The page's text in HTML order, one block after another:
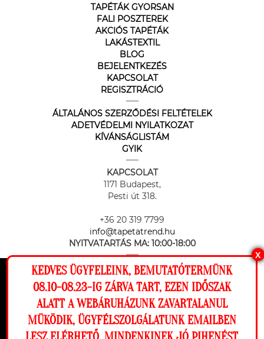
Ez a weboldal cookie-kat használ, hogy a
lehető legjobb élményt nyújtsa honlapunkon.
Beállítások
TAPÉTÁK GYORSAN
FALI POSZTEREK
AKCIÓS TAPÉTÁK
LAKÁSTEXTIL
BLOG
BEJELENTKEZÉS
KAPCSOLAT
REGISZTRÁCIÓ
ÁLTALÁNOS SZERZŐDÉSI FELTÉTELEK
ADETVÉDELMI NYILATKOZAT
KÍVÁNSÁGLISTÁM
GYIK
KAPCSOLAT
1171 Budapest,
Pesti út 318.
+36 20 319 7799
info@tapetatrend.hu
NYITVATARTÁS MA: 10:00-18:00
Az online fizetést a Barion Payment Zrt. biztosítja, MNB engedély
száma: H-EN-I-1064/2013
X
KEDVES ÜGYFELEINK, BEMUTATÓTERMÜNK
08.10-08.23-IG ZÁRVA TART, EZEN IDŐSZAK
ALATT A WEBÁRUHÁZUNK ZAVARTALANUL
MÜKÖDIK, ÜGYFÉLSZOLGÁLATUNK EMAILBEN